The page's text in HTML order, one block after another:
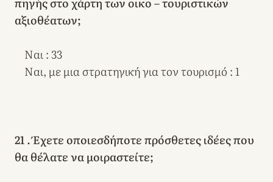
αξιοθέατων;
Ναι : 33
Ναι, με μια στρατηγική για τον τουρισμό : 1
21 . Έχετε οποιεσδήποτε πρόσθετες ιδέες που
θα θέλατε να μοιραστείτε;